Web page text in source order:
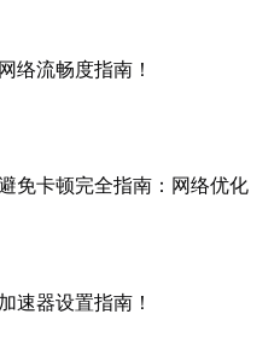
络流畅度指南！
免卡顿完全指南：网络优化
速器设置指南！